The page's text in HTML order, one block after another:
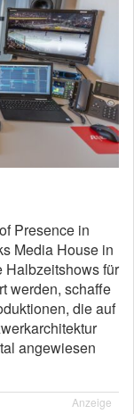
Presence in
Media House in
Halbzeitshows für
werden, schaffe
die auf
angewiesen
Anzeige